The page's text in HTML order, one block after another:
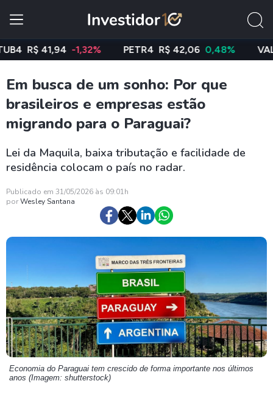
41,94 -1,32% PETR4 R$ 42,06 0,48% VALE3
Em busca de um sonho: Por que
brasileiros e empresas estão
migrando para o Paraguai?
Lei da Maquila, baixa tributação e facilidade de
residência colocam o país no radar.
Publicado em 31/05/2026 às 09:01h
porWesley Santana
Economia do Paraguai tem crescido de forma importante nos últimos
anos (Imagem: shutterstock)